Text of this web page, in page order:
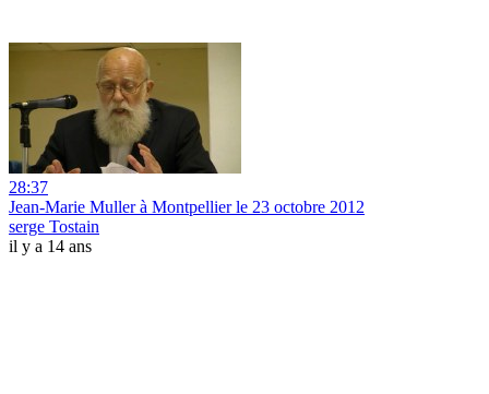
28:37
Jean-Marie Muller à Montpellier le 23 octobre 2012
serge Tostain
il y a 14 ans